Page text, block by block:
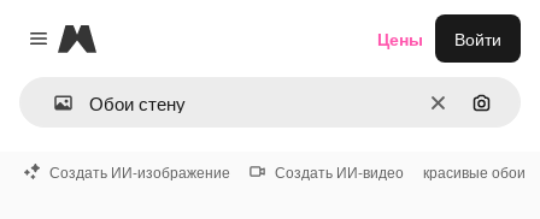
Close menu
Magnific
ОчиститьПоиск
Цены Войти
Создать ИИ-изображение Создать ИИ-видео красивые обои